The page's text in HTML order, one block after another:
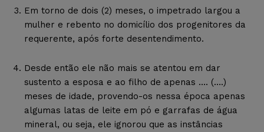
Em torno de dois (2) meses, o impetrado largou a
mulher e rebento no domicílio dos progenitores da
requerente, após forte desentendimento.
Desde então ele não mais se atentou em dar
sustento a esposa e ao filho de apenas …. (….)
meses de idade, provendo-os nessa época apenas
algumas latas de leite em pó e garrafas de água
mineral, ou seja, ele ignorou que as instâncias